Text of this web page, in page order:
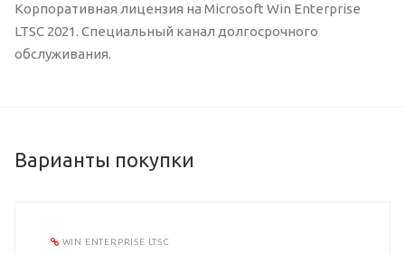
Корпоративная лицензия на Microsoft Win Enterprise
LTSC 2021. Специальный канал долгосрочного
обслуживания.
Варианты покупки
WIN ENTERPRISE LTSC